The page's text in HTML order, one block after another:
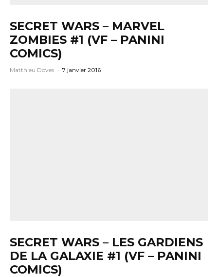
SECRET WARS – MARVEL
ZOMBIES #1 (VF – PANINI
COMICS)
Matthieu Doves · 7 janvier 2016
SECRET WARS – LES GARDIENS
DE LA GALAXIE #1 (VF – PANINI
COMICS)